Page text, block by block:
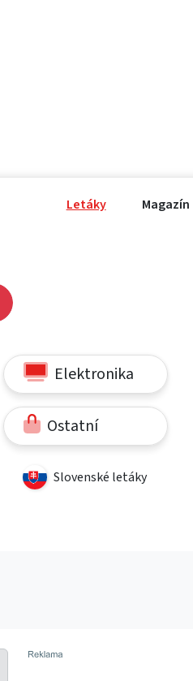
Letáky Magazín
Elektronika
Ostatní
Slovenské letáky